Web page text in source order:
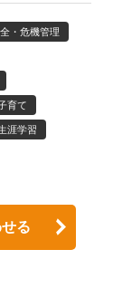
・危機管理
育て
涯学習
る